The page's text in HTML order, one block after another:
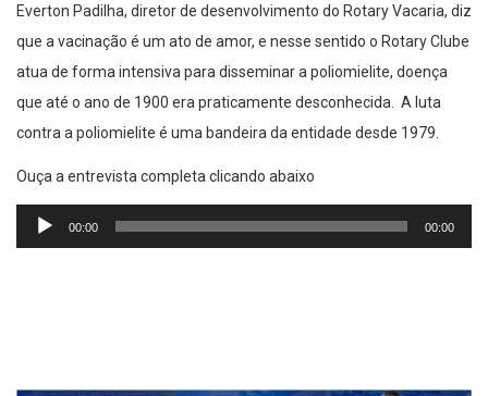
Everton Padilha, diretor de desenvolvimento do Rotary Vacaria, diz
que a vacinação é um ato de amor, e nesse sentido o Rotary Clube
atua de forma intensiva para disseminar a poliomielite, doença
que até o ano de 1900 era praticamente desconhecida. A luta
contra a poliomielite é uma bandeira da entidade desde 1979.
Ouça a entrevista completa clicando abaixo
Tocador
00:00 00:00